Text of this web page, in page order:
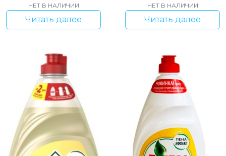
НЕТ В НАЛИЧИИ
Читать далее
НЕТ В НАЛИЧИИ
Читать далее